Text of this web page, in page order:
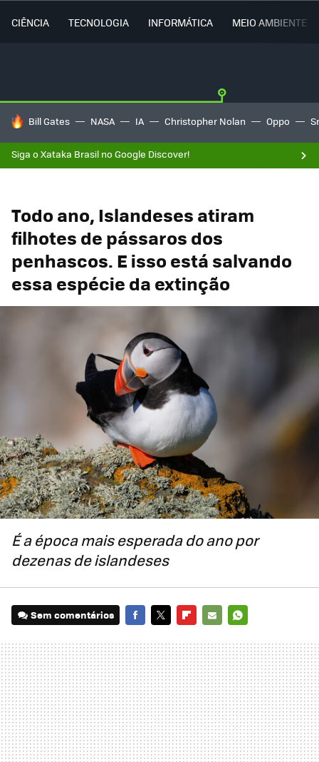
CIÊNCIA TECNOLOGIA INFORMÁTICA MEIO AMBIENTE
TENDÊNCIAS DO DIA
Bill Gates NASA IA Christopher Nolan Oppo
Siga o Xataka Brasil no Google Discover!
Todo ano, Islandeses atiram
filhotes de pássaros dos
penhascos. E isso está salvando
essa espécie da extinção
É a época mais esperada do ano por
dezenas de islandeses
Sem comentários
MAIL